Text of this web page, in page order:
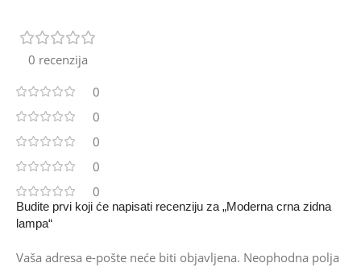
0 recenzija
0
0
0
0
0
Budite prvi koji će napisati recenziju za „Moderna crna zidna
lampa“
Vaša adresa e-pošte neće biti objavljena. Neophodna polja